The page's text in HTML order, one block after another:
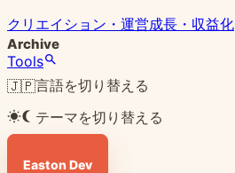
クリエイション・運営成長・収益化
Archive
Tools
🇯🇵言語を切り替える
テーマを切り替える
Easton Dev